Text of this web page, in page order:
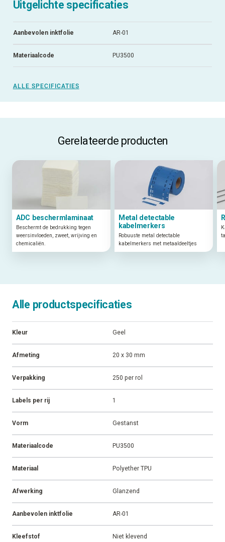
Uitgelichte specificaties
Aanbevolen inktfolie AR-01
Materiaalcode PU3500
ALLE SPECIFICATIES
Gerelateerde producten
ADC beschermlaminaat
Beschermt de bedrukking tegen
weersinvloeden, zweet, wrijving en
chemicaliën.
Metal detectable
kabelmerkers
Robuuste metal detectable
kabelmerkers met metaaldeeltjes
Alle productspecificaties
Kleur Geel
Afmeting 20 x 30 mm
Verpakking 250 per rol
Labels per rij 1
Vorm Gestanst
Materiaalcode PU3500
Materiaal Polyether TPU
Afwerking Glanzend
Aanbevolen inktfolie AR-01
Kleefstof Niet klevend